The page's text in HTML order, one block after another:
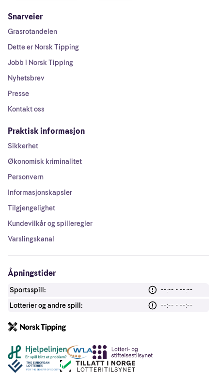
Snarveier
Grasrotandelen
Dette er Norsk Tipping
Jobb i Norsk Tipping
Nyhetsbrev
Presse
Kontakt oss
Praktisk informasjon
Sikkerhet
Økonomisk kriminalitet
Personvern
Informasjonskapsler
Tilgjengelighet
Kundevilkår og spilleregler
Varslingskanal
Åpningstider
Sportsspill:
--:-- - --:--
Lotterier og andre spill:
--:-- - --:--
Andre lenker